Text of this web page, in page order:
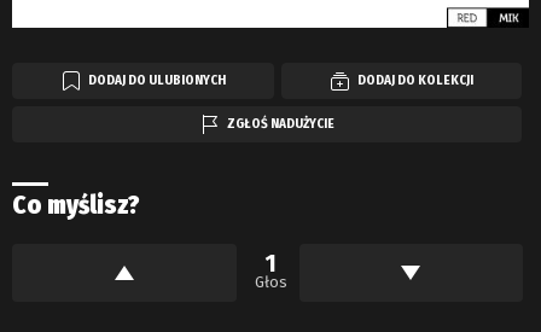
DODAJ DO ULUBIONYCH DODAJ DO KOLEKCJI
ZGŁOŚ NADUŻYCIE
Co myślisz?
1
Głos